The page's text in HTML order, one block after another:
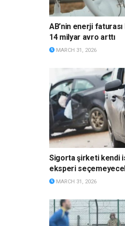
AB’nin enerji faturası
14 milyar avro arttı
MARCH 31, 2026
Sigorta şirketi kendi
eksperi
MARCH 31, 2026